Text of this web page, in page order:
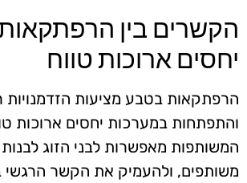
הקשרים בין
יחסים ארוכות טווח
הרפתקאות בטבע מציעות הזדמנויות
והתפתחות במערכות יחסים ארוכות
המשותפות מאפשרות לבני הזוג לבנות
משותפים, ולהעמיק את הקשר הרגשי